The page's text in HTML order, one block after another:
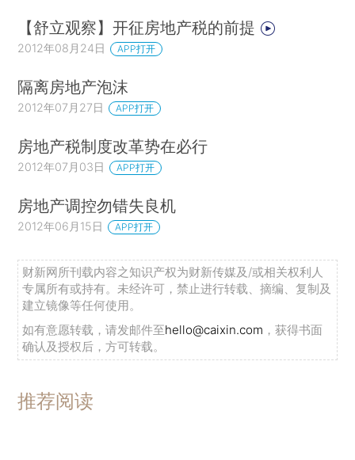
【舒立观察】开征房地产税的前提
2012年08月24日 APP打开
隔离房地产泡沫
2012年07月27日 APP打开
房地产税制度改革势在必行
2012年07月03日 APP打开
房地产调控勿错失良机
2012年06月15日 APP打开
财新网所刊载内容之知识产权为财新传媒及/或相关权利人
专属所有或持有。未经许可，禁止进行转载、摘编、复制及
建立镜像等任何使用。
如有意愿转载，请发邮件至hello@caixin.com ，获得书面
确认及授权后，方可转载。
推荐阅读